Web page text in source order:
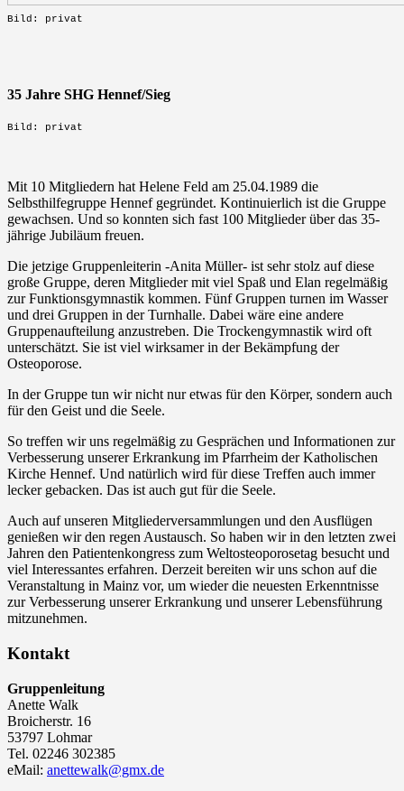
Bild: privat
35 Jahre SHG Hennef/Sieg
Bild: privat
Mit 10 Mitgliedern hat Helene Feld am 25.04.1989 die
Selbsthilfegruppe Hennef gegründet. Kontinuierlich ist die Gruppe
gewachsen. Und so konnten sich fast 100 Mitglieder über das 35-
jährige Jubiläum freuen.
Die jetzige Gruppenleiterin -Anita Müller- ist sehr stolz auf diese
große Gruppe, deren Mitglieder mit viel Spaß und Elan regelmäßig
zur Funktionsgymnastik kommen. Fünf Gruppen turnen im Wasser
und drei Gruppen in der Turnhalle. Dabei wäre eine andere
Gruppenaufteilung anzustreben. Die Trockengymnastik wird oft
unterschätzt. Sie ist viel wirksamer in der Bekämpfung der
Osteoporose.
In der Gruppe tun wir nicht nur etwas für den Körper, sondern auch
für den Geist und die Seele.
So treffen wir uns regelmäßig zu Gesprächen und Informationen zur
Verbesserung unserer Erkrankung im Pfarrheim der Katholischen
Kirche Hennef. Und natürlich wird für diese Treffen auch immer
lecker gebacken. Das ist auch gut für die Seele.
Auch auf unseren Mitgliederversammlungen und den Ausflügen
genießen wir den regen Austausch. So haben wir in den letzten zwei
Jahren den Patientenkongress zum Weltosteoporosetag besucht und
viel Interessantes erfahren. Derzeit bereiten wir uns schon auf die
Veranstaltung in Mainz vor, um wieder die neuesten Erkenntnisse
zur Verbesserung unserer Erkrankung und unserer Lebensführung
mitzunehmen.
Kontakt
Gruppenleitung
Anette Walk
Broicherstr. 16
53797 Lohmar
Tel. 02246 302385
eMail: anettewalk@gmx.de